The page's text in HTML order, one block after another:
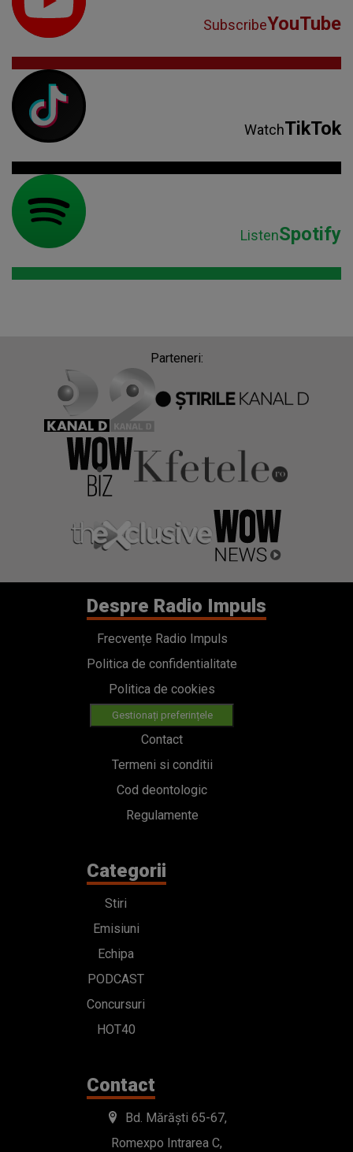
SubscribeYouTube
WatchTikTok
ListenSpotify
Parteneri:
Despre Radio Impuls
Frecvențe Radio Impuls
Politica de confidentialitate
Politica de cookies
Gestionați preferințele
Contact
Termeni si conditii
Cod deontologic
Regulamente
Categorii
Stiri
Emisiuni
Echipa
PODCAST
Concursuri
HOT40
Contact
Bd. Mărăști 65-67,
Romexpo Intrarea C,